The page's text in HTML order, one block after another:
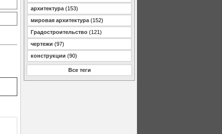
архитектура (153)
мировая архитектура (152)
Градостроительство (121)
чертежи (97)
конструкции (90)
Все теги